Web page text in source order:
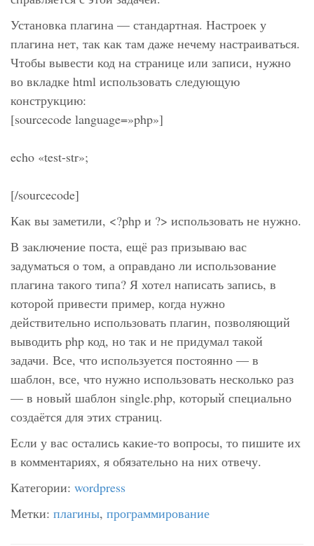
Установка плагина — стандартная. Настроек у
плагина нет, так как там даже нечему настраиваться.
Чтобы вывести код на странице или записи, нужно
во вкладке html использовать следующую
конструкцию:
[sourcecode language=»php»]
echo «test-str»;
[/sourcecode]
Как вы заметили, <?php и ?> использовать не нужно.
В заключение поста, ещё раз призываю вас
задуматься о том, а оправдано ли использование
плагина такого типа? Я хотел написать запись, в
которой привести пример, когда нужно
действительно использовать плагин, позволяющий
выводить php код, но так и не придумал такой
задачи. Все, что используется постоянно — в
шаблон, все, что нужно использовать несколько раз
— в новый шаблон single.php, который специально
создаётся для этих страниц.
Если у вас остались какие-то вопросы, то пишите их
в комментариях, я обязательно на них отвечу.
Категории: wordpress
Метки: плагины, программирование